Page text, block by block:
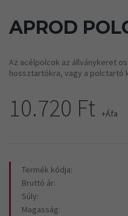
APROD
Az acélpolcok az állványkeret
hossztartókra, vagy a polctartó
10.720 Ft +Áfa
Termék kódja:
Bruttó ár:
Súly:
Magasság: